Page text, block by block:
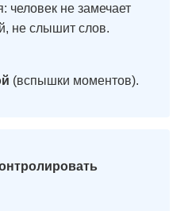
человек не замечает
не слышит слов.
(вспышки моментов).